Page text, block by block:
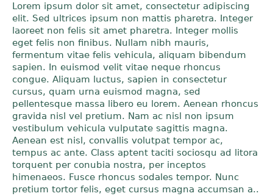
Lorem ipsum dolor sit amet, consectetur adipiscing
elit. Sed ultrices ipsum non mattis pharetra. Integer
laoreet non felis sit amet pharetra. Integer mollis
eget felis non finibus. Nullam nibh mauris,
fermentum vitae felis vehicula, aliquam bibendum
sapien. In euismod velit vitae neque rhoncus
congue. Aliquam luctus, sapien in consectetur
cursus, quam urna euismod magna, sed
pellentesque massa libero eu lorem. Aenean rhoncus
gravida nisl vel pretium. Nam ac nisl non ipsum
vestibulum vehicula vulputate sagittis magna.
Aenean est nisl, convallis volutpat tempor ac,
tempus ac ante. Class aptent taciti sociosqu ad litora
torquent per conubia nostra, per inceptos
himenaeos. Fusce rhoncus sodales tempor. Nunc
pretium tortor felis, eget cursus magna accumsan a..